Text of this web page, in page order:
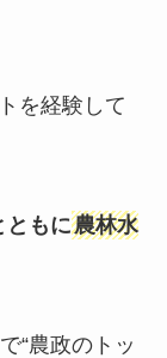
を経験して
ともに農林水
“農政のトッ